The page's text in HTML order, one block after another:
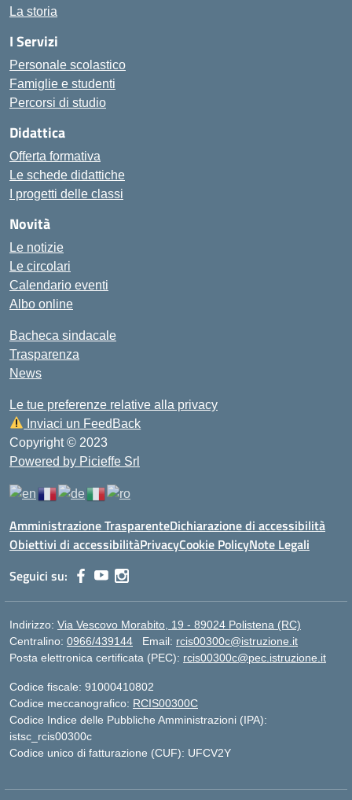
La storia
I Servizi
Personale scolastico
Famiglie e studenti
Percorsi di studio
Didattica
Offerta formativa
Le schede didattiche
I progetti delle classi
Novità
Le notizie
Le circolari
Calendario eventi
Albo online
Bacheca sindacale
Trasparenza
News
Le tue preferenze relative alla privacy
Inviaci un FeedBack
Copyright © 2023
Powered by Picieffe Srl
Amministrazione TrasparenteDichiarazione di accessibilità
Obiettivi di accessibilitàPrivacyCookie PolicyNote Legali
Seguici su:
Indirizzo: Via Vescovo Morabito, 19 - 89024 Polistena (RC)
Centralino: 0966/439144 Email: rcis00300c@istruzione.it
Posta elettronica certificata (PEC): rcis00300c@pec.istruzione.it
Codice fiscale: 91000410802
Codice meccanografico: RCIS00300C
Codice Indice delle Pubbliche Amministrazioni (IPA):
istsc_rcis00300c
Codice unico di fatturazione (CUF): UFCV2Y